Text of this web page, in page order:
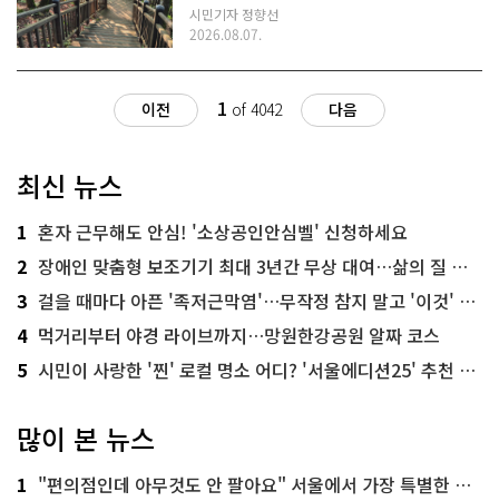
시민기자 정향선
2026.08.07.
이전 1 of 4042 다음
최신 뉴스
1 혼자 근무해도 안심! '소상공인안심벨' 신청하세요
2 장애인 맞춤형 보조기기 최대 3년간 무상 대여…삶의 질 높인다
3 걸을 때마다 아픈 '족저근막염'…무작정 참지 말고 '이것' 해보세요!
4 먹거리부터 야경 라이브까지…망원한강공원 알짜 코스
5 시민이 사랑한 '찐' 로컬 명소 어디? '서울에디션25' 추천 코스
많이 본 뉴스
1 "편의점인데 아무것도 안 팔아요" 서울에서 가장 특별한 편의점의 정체